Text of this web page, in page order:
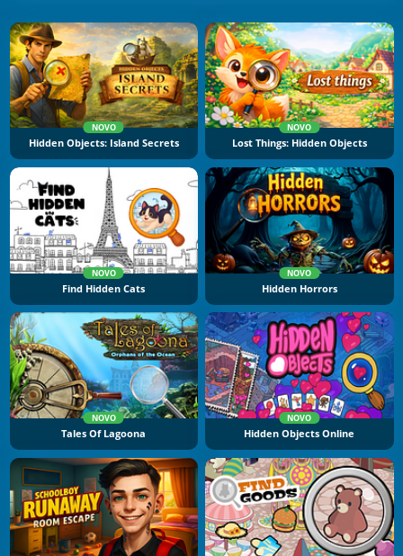
NOVO
Hidden Objects: Island Secrets
NOVO
Lost Things: Hidden Objects
NOVO
Find Hidden Cats
NOVO
Hidden Horrors
NOVO
Tales Of Lagoona
NOVO
Hidden Objects Online